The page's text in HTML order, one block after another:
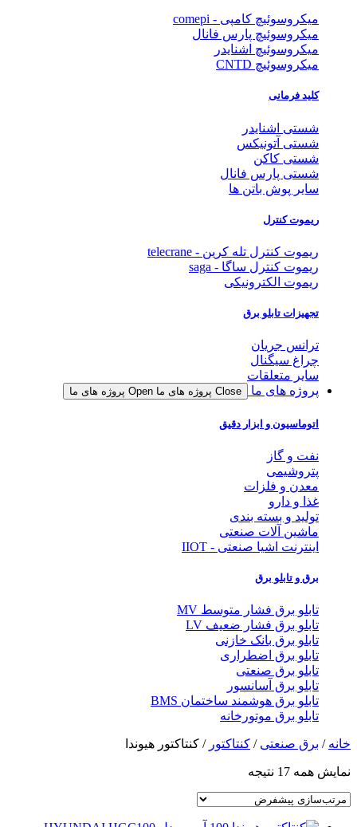
میکروسوئیچ کامپی - comepi
میکروسوئیچ پارس فانال
میکروسوئیچ اشنایدر
میکروسوئیچ CNTD
کلید فرمانی
شستی اشنایدر
شستی آتونیکس
شستی کاکن
شستی پارس فانال
سایر پوش باتن ها
ریموت کنترل
ریموت کنترل تله کرین - telecrane
ریموت کنترل ساگا - saga
ریموت الکترونیکی
تجهیزات تابلو برق
ترانس جریان
چراغ سیگنال
سایر متعلقات
پروژه های ما
Close پروژه های ما Open پروژه های ما
اتوماسیون و ابزار دقیق
نفت و گاز
پتروشیمی
معدن و فلزات
غذا و دارو
تولید و بسته بندی
ماشین آلات صنعتی
اینترنت اشیا صنعتی - IIOT
برق و تابلو برق
تابلو برق فشار متوسط MV
تابلو برق فشار ضعیف LV
تابلو برق بانک خازنی
تابلو برق اضطراری
تابلو برق صنعتی
تابلو برق آسانسور
تابلو برق هوشمند ساختمان BMS
تابلو برق موتورخانه
خانه / برق صنعتی / کنتاکتور / کنتاکتور هیوندا
نمایش همه 17 نتیجه